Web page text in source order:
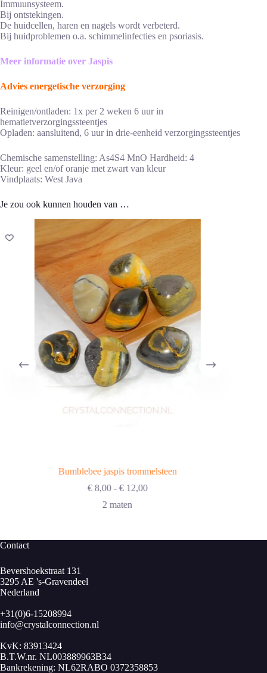
Immuunsysteem.
Bij ontstekingen.
De huidcellen, haren en nagels wordt verbeterd.
Bij huidproblemen o.a. schimmelinfecties en psoriasis.
Meer informatie over Jaspis
Advies energetische verzorging
Reinigen/ontladen: 1x per 2 weken 6 uur in
hematietverzorgingssteentjes
Opladen: aansluitend, 6 uur in drie-eenheid verzorgingssteentjes
Chemische samenstelling: As4S4 MnO Hardheid: 4
Kleur: geel en/of oranje met zwart van kleur
Vindplaats: West Java
Je zou ook kunnen houden van …
Bumblebee jaspis trommelsteen
€8,00 - €12,00Prijsklasse:
2 maten
Contact
Bevershoekstraat 131
3295 AE 's-Gravendeel
Nederland
+31(0)6-15208994
info@crystalconnection.nl
KvK: 83913424
B.T.W.nr. NL003889963B34
Bankrekening: NL62RABO 0372358853